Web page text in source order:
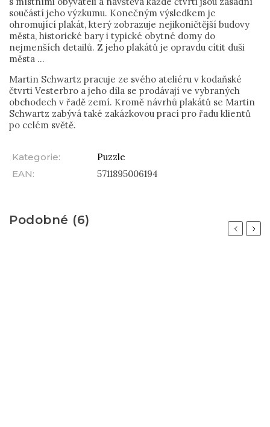
součástí jeho výzkumu. Konečným výsledkem je
ohromující plakát, který zobrazuje nejikoničtější budovy
města, historické bary i typické obytné domy do
nejmenších detailů. Z jeho plakátů je opravdu cítit duši
města ...
Martin Schwartz pracuje ze svého ateliéru v kodaňské
čtvrti Vesterbro a jeho díla se prodávají ve vybraných
obchodech v řadě zemí. Kromě návrhů plakátů se Martin
Schwartz zabývá také zakázkovou prací pro řadu klientů
po celém světě.
Kategorie:
Puzzle
EAN: 5711895006194
Podobné (6)
Previous
Next